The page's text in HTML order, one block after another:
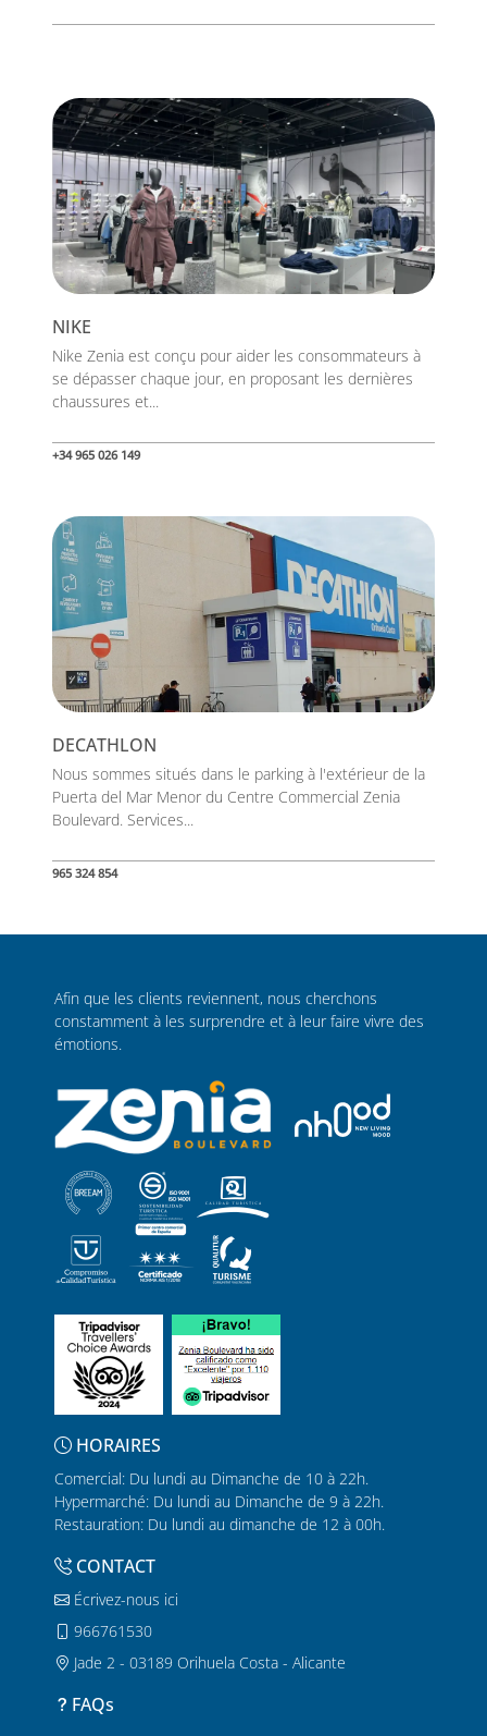
NIKE
Nike Zenia est conçu pour aider les consommateurs à
se dépasser chaque jour, en proposant les dernières
chaussures et...
+34 965 026 149
DECATHLON
Nous sommes situés dans le parking à l'extérieur de la
Puerta del Mar Menor du Centre Commercial Zenia
Boulevard. Services...
965 324 854
Afin que les clients reviennent, nous cherchons
constamment à les surprendre et à leur faire vivre des
émotions.
HORAIRES
Comercial: Du lundi au Dimanche de 10 à 22h.
Hypermarché: Du lundi au Dimanche de 9 à 22h.
Restauration: Du lundi au dimanche de 12 à 00h.
CONTACT
Écrivez-nous ici
966761530
Jade 2 - 03189 Orihuela Costa - Alicante
FAQs